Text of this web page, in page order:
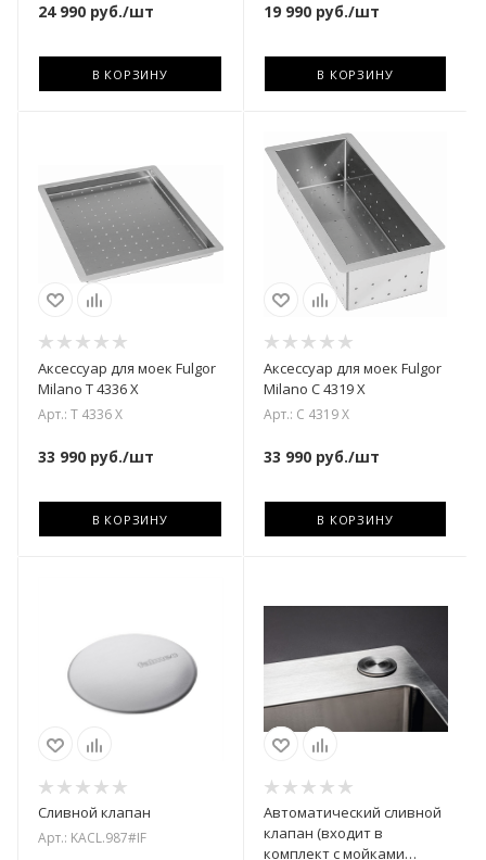
24 990 руб./шт
В КОРЗИНУ
19 990руб./шт
В КОРЗИНУ
Аксессуар для моек Fulgor
Milano T 4336 X
Арт.: T 4336 X
33 990 руб./шт
В КОРЗИНУ
Аксессуар для моек Fulgor
Milano C 4319 X
Арт.: C 4319 X
33 990руб./шт
В КОРЗИНУ
Сливной клапан
Арт.: KACL.987#IF
Автоматический сливной
клапан (входит в
комплект с мойками